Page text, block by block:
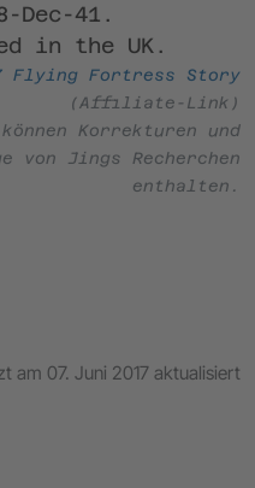
Dec-41.
in the UK.
Flying Fortress Story
(Affiliate-Link)
Korrekturen und
von Jings Recherchen
enthalten.
am 07. Juni 2017 aktualisiert